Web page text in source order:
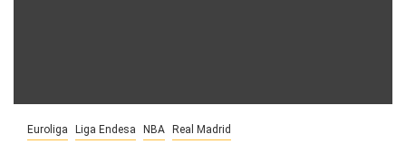
Euroliga Liga Endesa NBA Real Madrid